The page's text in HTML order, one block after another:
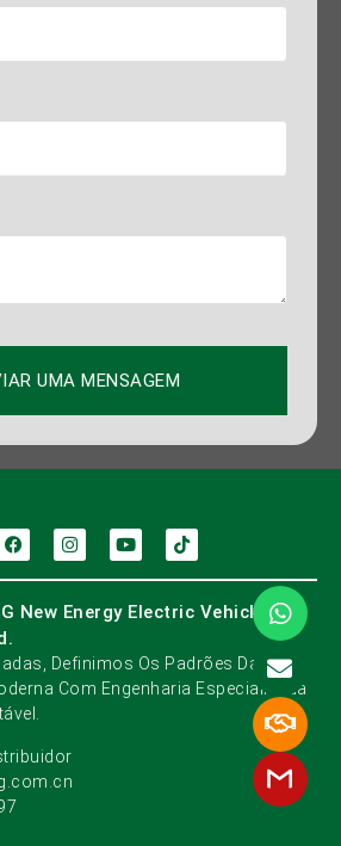
UMA MENSAGEM
New Energy Electric Vehicle
Definimos Os Padrões Da
Com Engenharia Especializada